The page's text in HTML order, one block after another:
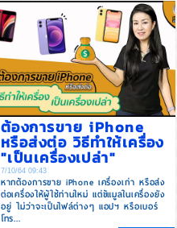
ต้องการขาย iPhone
หรือส่งต่อ วิธีทำให้เครื่อง
"เป็นเครื่องเปล่า"
7/10/64 09:43
หากต้องการขาย iPhone เครื่องเก่า หรือส่ง
ต่อเครื่องให้ผู้ใช้ท่านใหม่ แต่ข้แมูลในเครื่องยัง
อยู่ ไม่ว่าจะเป็นไฟล์ต่างๆ แอปฯ หรือเบอร์
โทร...